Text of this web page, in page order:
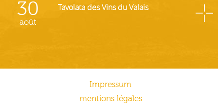
30
août
Tavolata des Vins du Valais
Impressum
mentions légales